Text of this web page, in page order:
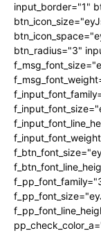
input_border="1"
btn_radius="3"